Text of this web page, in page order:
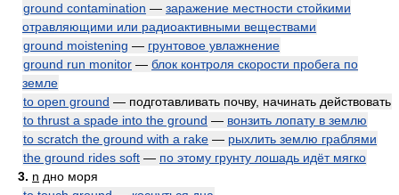
ground contamination — заражение местности стойкими
отравляющими или радиоактивными веществами
ground moistening — грунтовое увлажнение
ground run monitor — блок контроля скорости пробега по
земле
to open ground — подготавливать почву, начинать действовать
to thrust a spade into the ground — вонзить лопату в землю
to scratch the ground with a rake — рыхлить землю граблями
the ground rides soft — по этому грунту лошадь идёт мягко
3. n дно моря